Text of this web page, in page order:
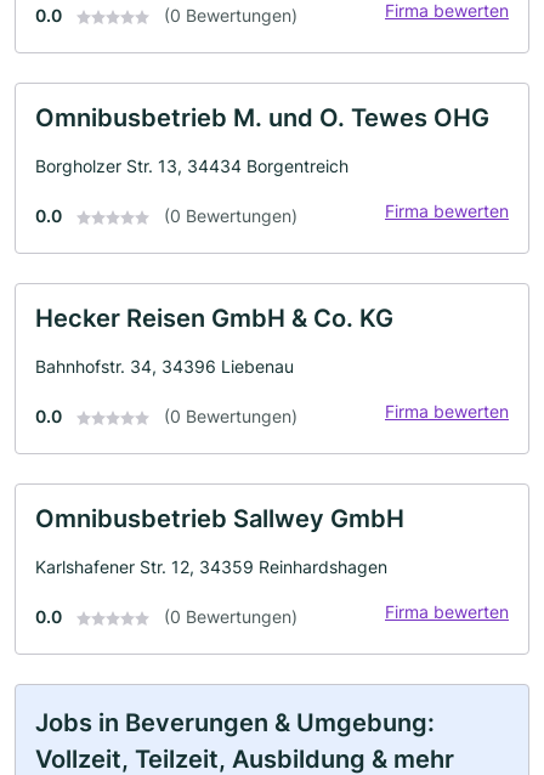
0.0 (0 Bewertungen) Firma bewerten
Omnibusbetrieb M. und O. Tewes OHG
Borgholzer Str. 13, 34434 Borgentreich
0.0 (0 Bewertungen) Firma bewerten
Hecker Reisen GmbH & Co. KG
Bahnhofstr. 34, 34396 Liebenau
0.0 (0 Bewertungen) Firma bewerten
Omnibusbetrieb Sallwey GmbH
Karlshafener Str. 12, 34359 Reinhardshagen
0.0 (0 Bewertungen) Firma bewerten
Jobs in Beverungen & Umgebung:
Vollzeit, Teilzeit, Ausbildung & mehr